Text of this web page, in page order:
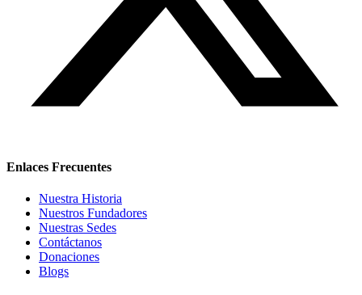
Enlaces Frecuentes
Nuestra Historia
Nuestros Fundadores
Nuestras Sedes
Contáctanos
Donaciones
Blogs